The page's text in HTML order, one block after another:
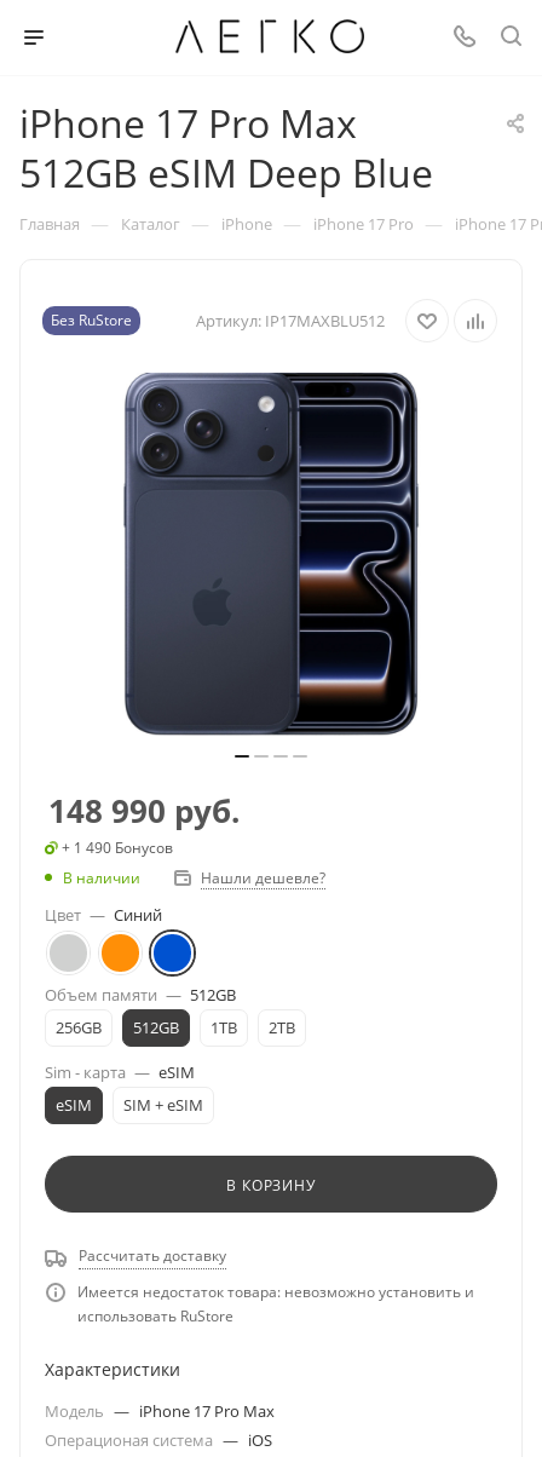
iPhone 17 Pro Max
512GB eSIM Deep Blue
Главная — Каталог — iPhone — iPhone 17 Pro — iPhone 17
Без RuStore Артикул: IP17MAXBLU512
148 990 руб.
+ 1 490 Бонусов
В наличии
Нашли дешевле?
Цвет — Синий
Объем памяти — 512GB
256GB
512GB 1TB 2TB
Sim - карта — eSIM
eSIM
SIM + eSIM
В КОРЗИНУ
Рассчитать доставку
Имеется недостаток товара: невозможно установить и
использовать RuStore
Характеристики
Модель — iPhone 17 Pro Max
Операционая система — iOS